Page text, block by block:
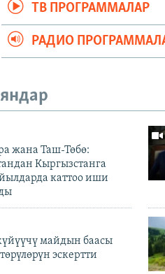
ТВ ПРОГРАММАЛАР
РАДИО
жана Таш-Төбө:
Кыргызстанга
каттоо иши
майдын баасы
эскертти